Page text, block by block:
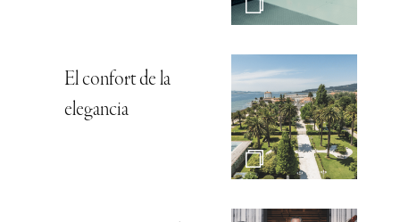
El confort de la
elegancia